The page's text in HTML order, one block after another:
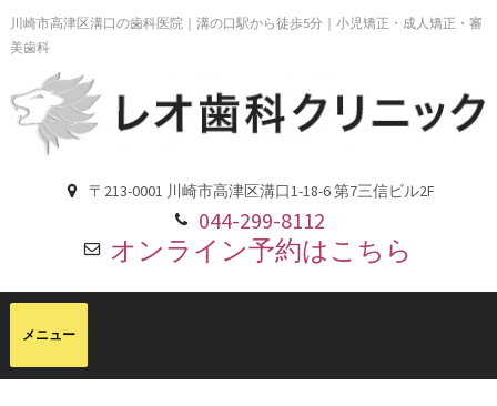
川崎市高津区溝口の歯科医院｜溝の口駅から徒歩5分｜小児矯正・成人矯正・審
美歯科
〒213-0001 川崎市高津区溝口1-18-6 第7三信ビル2F
044-299-8112
オンライン予約はこちら